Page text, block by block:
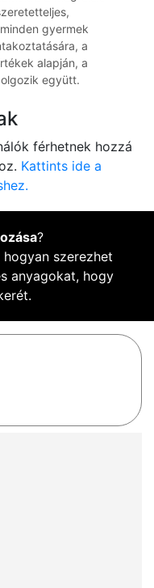
gyermek
a
alapján, a
együtt.
férhetnek hozzá
Kattints ide a
?
hogyan szerezhet
anyagokat, hogy